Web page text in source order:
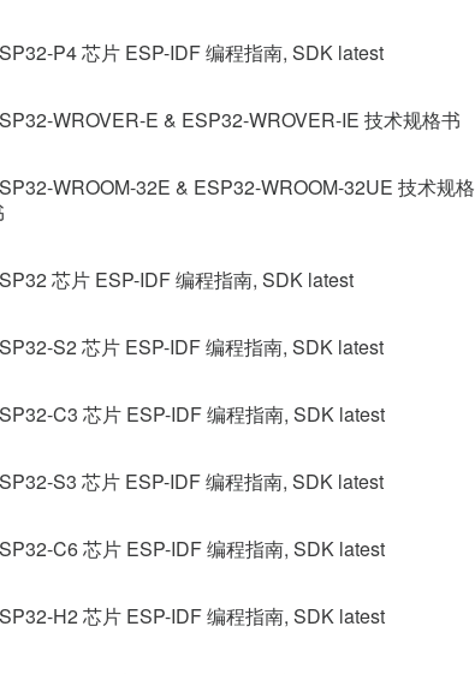
P4 芯片 ESP-IDF 编程指南, SDK latest
WROVER-E & ESP32-WROVER-IE 技术规格书
WROOM-32E & ESP32-WROOM-32UE 技术规格
芯片 ESP-IDF 编程指南, SDK latest
S2 芯片 ESP-IDF 编程指南, SDK latest
C3 芯片 ESP-IDF 编程指南, SDK latest
S3 芯片 ESP-IDF 编程指南, SDK latest
C6 芯片 ESP-IDF 编程指南, SDK latest
H2 芯片 ESP-IDF 编程指南, SDK latest